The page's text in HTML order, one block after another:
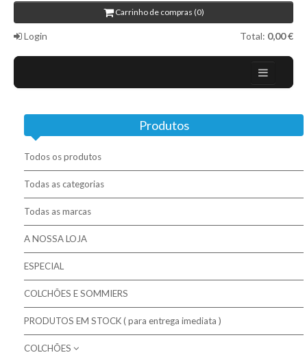
Carrinho de compras (0)
Login Total: 0,00 €
Campanhas
Mobiliário Moderno
Contactos
Colchões / Matelas / Mattesses
Bases / Sommiers
Cabeceiras
Complementos para descanso
Produtos
Todos os produtos
Todas as categorias
Todas as marcas
A NOSSA LOJA
ESPECIAL
COLCHÕES E SOMMIERS
PRODUTOS EM STOCK ( para entrega imediata )
COLCHÕES